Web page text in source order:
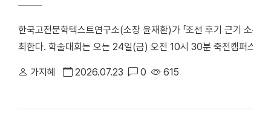
한국고전문학텍스트연구소(소장 윤재환)가 「조선 후기 근기 소론
최한다. 학술대회는 오는 24일(금) 오전 10시 30분 죽전캠퍼스
가지혜 2026.07.23 0 615